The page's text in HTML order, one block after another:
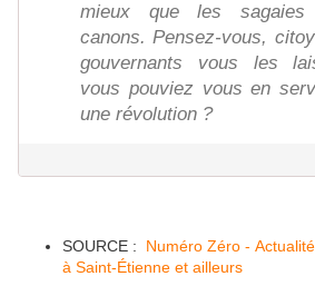
mieux que les
canons. Pensez-vous,
gouvernants vous les
vous pouviez vous en
une révolution ?
SOURCE : Numéro Zéro -
à Saint-Étienne et ailleurs